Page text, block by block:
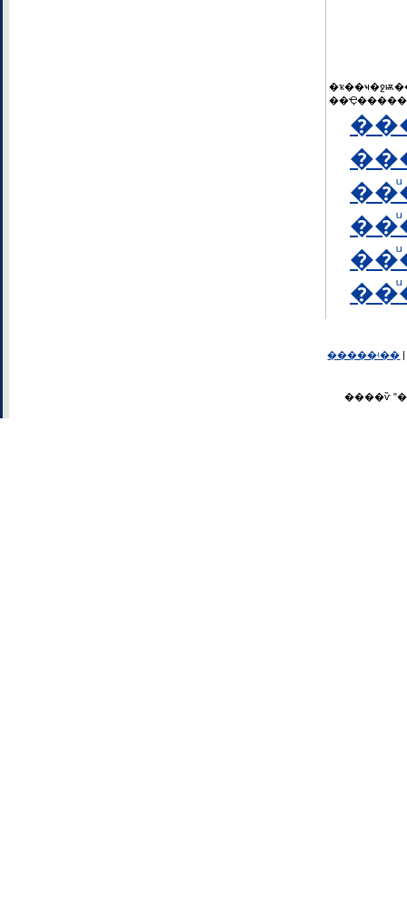
�����ʵ��
����ѷ